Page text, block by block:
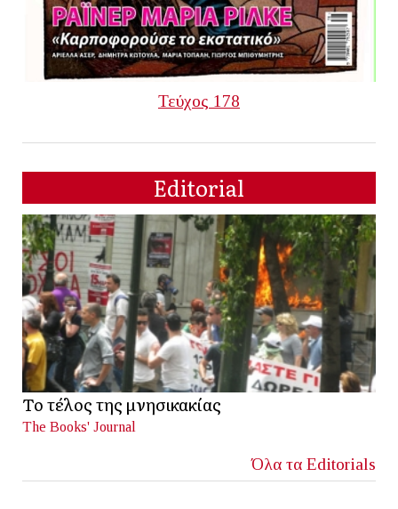
Τεύχος 178
Editorial
Το τέλος της μνησικακίας
The Books' Journal
Όλα τα Editorials